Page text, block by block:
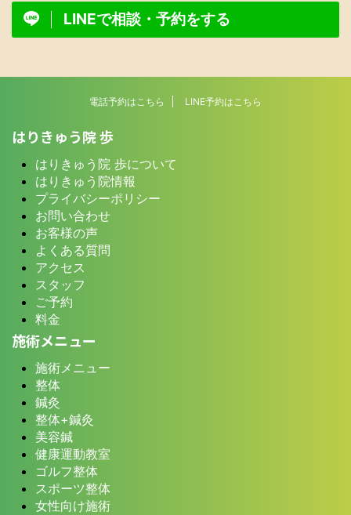
LINEで相談・予約をする
電話予約はこちら LINE予約はこちら
はりきゅう院 歩
はりきゅう院 歩について
はりきゅう院情報
プライバシーポリシー
お問い合わせ
お客様の声
よくある質問
アクセス
スタッフ
ご予約
料金
施術メニュー
施術メニュー
整体
鍼灸
整体+鍼灸
美容鍼
健康運動教室
ゴルフ整体
スポーツ整体
女性向け施術